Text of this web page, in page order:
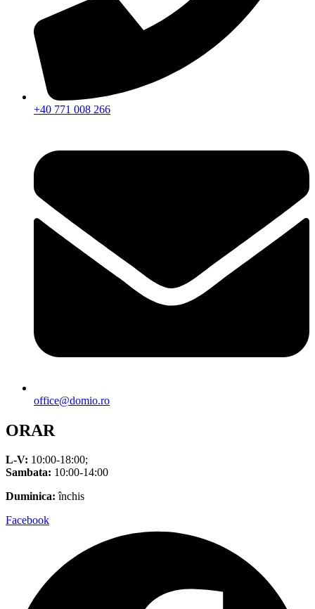
+40 771 008 266
office@domio.ro
ORAR
L-V: 10:00-18:00;
Sambata: 10:00-14:00
Duminica: închis
Facebook